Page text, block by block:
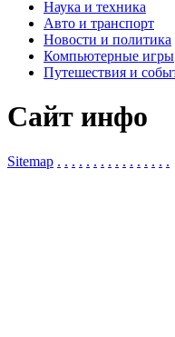
Наука и техника
Авто и транспорт
Новости и политика
Компьютерные игры
Путешествия и
Сайт инфо
Sitemap . . . . . . . . . . . . . . . .